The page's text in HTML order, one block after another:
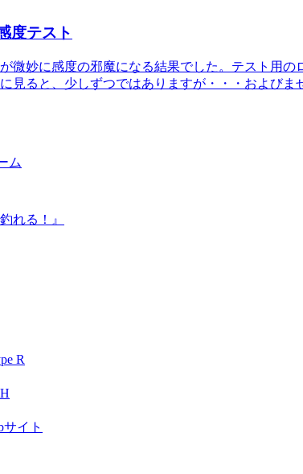
度テスト
微妙に感度の邪魔になる結果でした。テスト用の
見ると、少しずつではありますが・・・およびま
ム
れる！』
R
サイト